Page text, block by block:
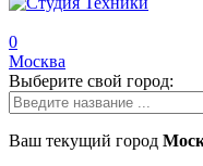
0
Москва
Выберите свой город:
Ваш текущий город